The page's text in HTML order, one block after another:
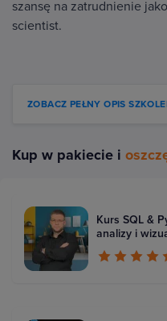
szansę na zatrudnienie
scientist.
ZOBACZ PEŁNY OPIS
Kup w pakiecie i
Kurs SQL &
analizy i